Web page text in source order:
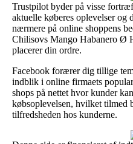
Trustpilot byder på visse
aktuelle køberes oplevelser og
nærmere på online shoppens
Chilisovs Mango Habanero Ø
placerer din ordre.
Facebook forærer dig tillige
indblik i online firmaets
shops på nettet hvor kunder
købsoplevelsen, hvilket tilmed
tilfredsheden hos kunderne.